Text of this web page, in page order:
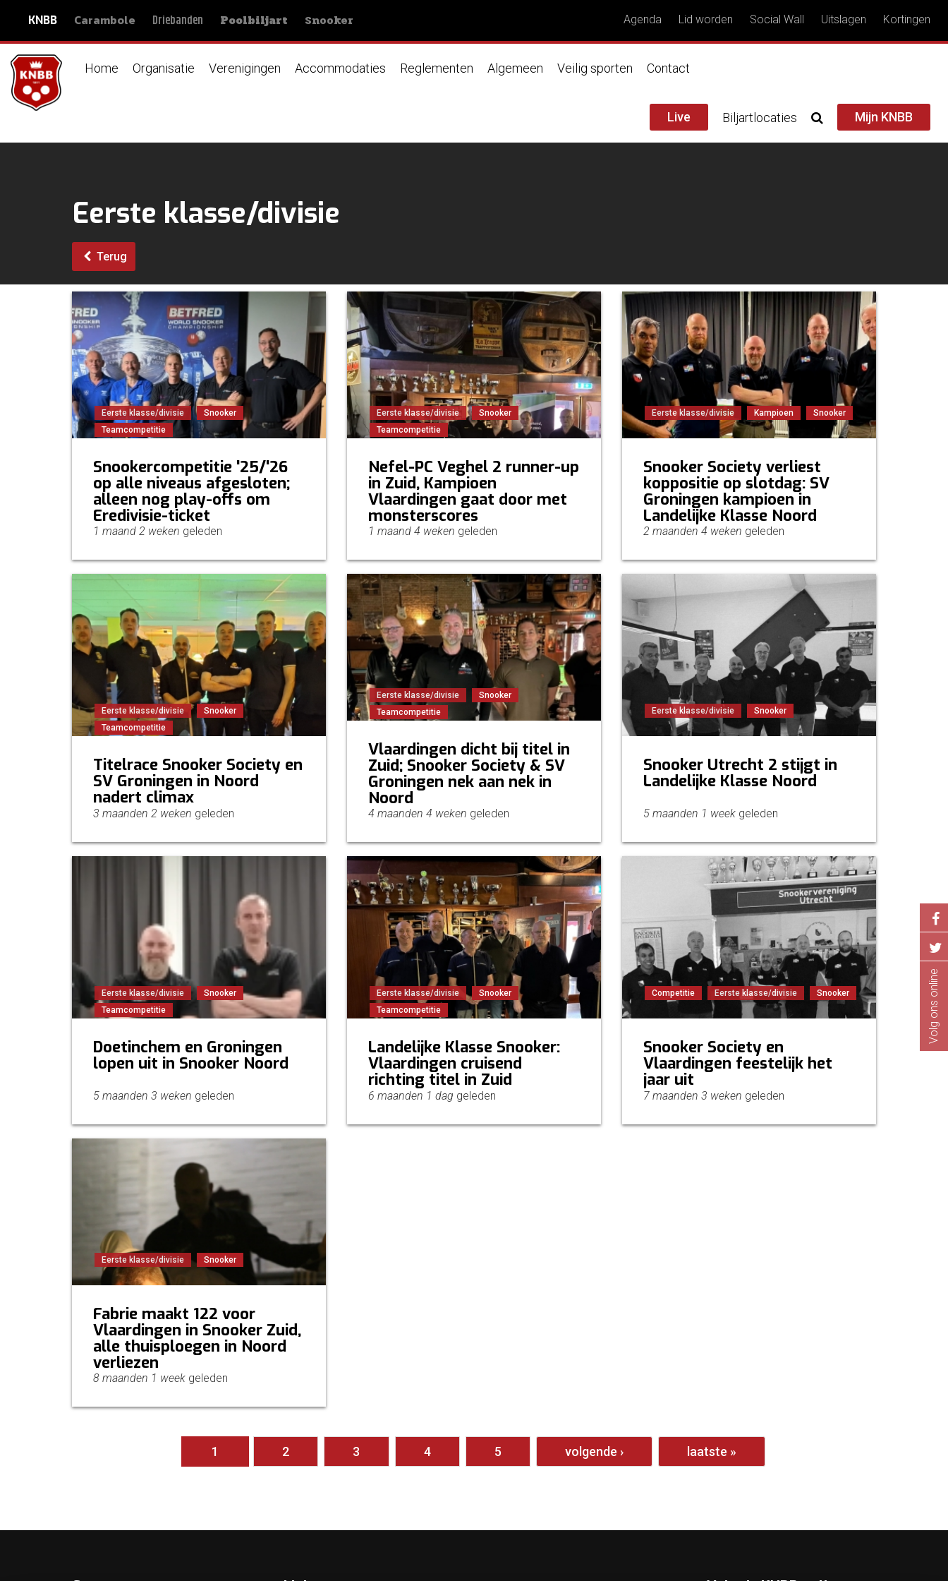
KNBB Carambole Driebanden Poolbiljart Snooker Agenda Lid worden Social Wall Uitslagen Kortingen
Home Organisatie Verenigingen Accommodaties Reglementen Algemeen Veilig sporten Contact
Live Biljartlocaties Mijn KNBB
Eerste klasse/divisie
Terug
Eerste klasse/divisie
Snooker
Teamcompetitie
Snookercompetitie '25/'26
op alle niveaus afgesloten;
alleen nog play-offs om
Eredivisie-ticket
1 maand 2 weken geleden
Eerste klasse/divisie
Snooker
Teamcompetitie
Nefel-PC Veghel 2 runner-up
in Zuid, Kampioen
Vlaardingen gaat door met
monsterscores
1 maand 4 weken geleden
Eerste klasse/divisie Kampioen Snooker
Snooker Society verliest
koppositie op slotdag: SV
Groningen kampioen in
Landelijke Klasse Noord
2 maanden 4 weken geleden
Eerste klasse/divisie
Snooker
Teamcompetitie
Titelrace Snooker Society en
SV Groningen in Noord
nadert climax
3 maanden 2 weken geleden
Eerste klasse/divisie
Snooker
Teamcompetitie
Vlaardingen dicht bij titel in
Zuid; Snooker Society & SV
Groningen nek aan nek in
Noord
4 maanden 4 weken geleden
Eerste klasse/divisie Snooker
Snooker Utrecht 2 stijgt in
Landelijke Klasse Noord
5 maanden 1 weekgeleden
Eerste klasse/divisie
Snooker
Teamcompetitie
Doetinchem en Groningen
lopen uit in Snooker Noord
5 maanden 3 weken geleden
Eerste klasse/divisie
Snooker
Teamcompetitie
Landelijke Klasse Snooker:
Vlaardingen cruisend
richting titel in Zuid
6 maanden 1 dag geleden
Competitie Eerste klasse/divisie Snooker
Snooker Society en
Vlaardingen feestelijk het
jaar uit
7 maanden 3 weken geleden
Eerste klasse/divisie Snooker
Fabrie maakt 122 voor
Vlaardingen in Snooker Zuid,
alle thuisploegen in Noord
verliezen
8 maanden 1 week geleden
1
2 3 4 5 volgende › laatste »
Volg ons online